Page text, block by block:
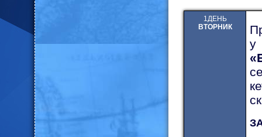
1ДЕНЬ
ВТОРНИК
у